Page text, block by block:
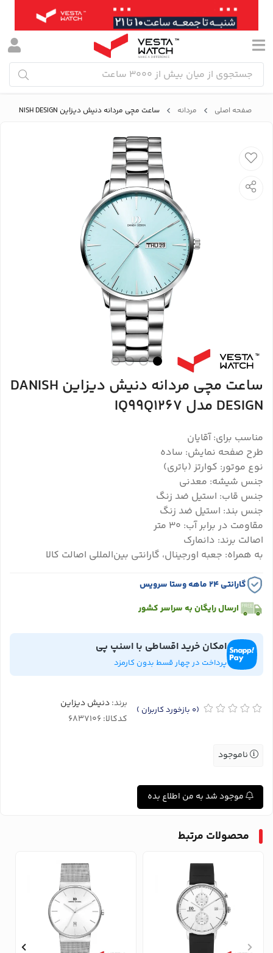
صفحه اصلی مردانه ساعت مچی مردانه دنیش دیزاین DANISH DESIGN مدل IQ99Q1267
ساعت مچی مردانه دنیش دیزاین DANISH
DESIGN مدل IQ99Q1267
مناسب برای: آقایان
طرح صفحه نمایش: ساده
نوع موتور: کوارتز (باتری)
جنس شیشه: معدنی
جنس قاب: استیل ضد زنگ
جنس بند: استیل ضد زنگ
مقاومت در برابر آب: 30 متر
اصالت برند: دانمارک
به همراه: جعبه اورجینال، گارانتی بین‌المللی اصالت کالا
گارانتی ۲۴ ماهه وستا سرویس
ارسال رایگان به سراسر کشور
امکان خرید اقساطی با اسنپ پی
پرداخت در چهار قسط بدون کارمزد
(0 بازخورد کاربران ) برند:دنیش دیزاین
کدکالا:
ناموجود
موجود شد به من اطلاع بده
محصولات مرتبط